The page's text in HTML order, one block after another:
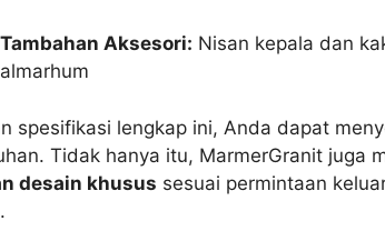
Tambahan Aksesori: Nisan kepala dan
almarhum
spesifikasi lengkap ini, Anda dapat
Tidak hanya itu, MarmerGranit juga
desain khusus sesuai permintaan